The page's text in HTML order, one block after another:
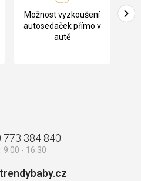
Možnost vyzkoušení
autosedaček přímo v
autě
trendybaby.cz
773 384 840